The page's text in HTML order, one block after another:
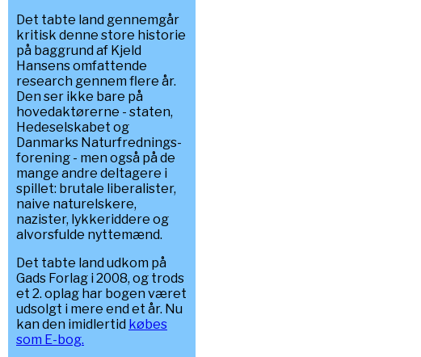
Det tabte land gennemgår
kritisk denne store historie
på baggrund af Kjeld
Hansens omfattende
research gennem flere år.
Den ser ikke bare på
hovedaktørerne - staten,
Hedeselskabet og
Danmarks Naturfrednings-
forening - men også på de
mange andre deltagere i
spillet: brutale liberalister,
naive naturelskere,
nazister, lykkeriddere og
alvorsfulde nyttemænd.
Det tabte land udkom på
Gads Forlag i 2008, og trods
et 2. oplag har bogen været
udsolgt i mere end et år. Nu
kan den imidlertid købes
som E-bog.